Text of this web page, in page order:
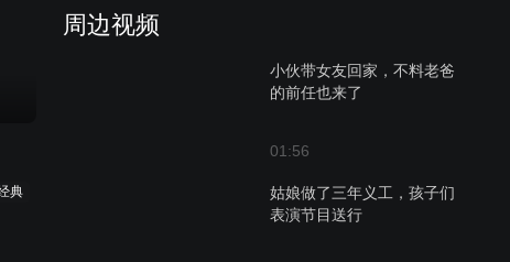
周边视频
小伙带女友回家，不料老爸
的前任也来了
01:56
姑娘做了三年义工，孩子们
表演节目送行
典